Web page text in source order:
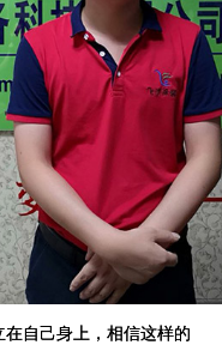
自己身上，相信这样的